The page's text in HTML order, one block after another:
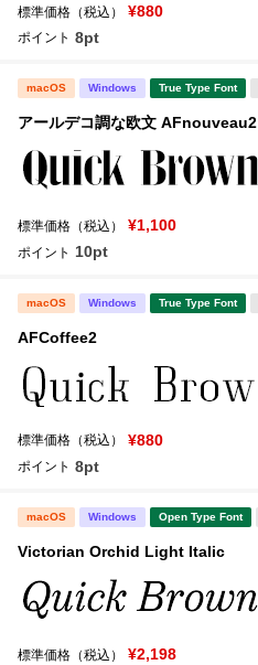
標準価格（税込） ¥880
ポイント 8pt
macOS Windows True Type Font
アールデコ調な欧文 AFnouveau2
標準価格（税込） ¥1,100
ポイント 10pt
macOS Windows True Type Font
AFCoffee2
標準価格（税込） ¥880
ポイント 8pt
macOS Windows Open Type Font
Victorian Orchid Light Italic
標準価格（税込） ¥2,198